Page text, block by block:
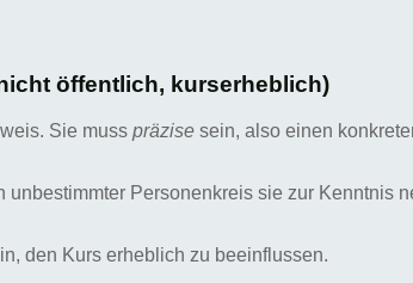
öffentlich, kurserheblich)
Sie muss präzise sein, also einen
Personenkreis sie zur Kenntnis
den Kurs erheblich zu beeinflussen.